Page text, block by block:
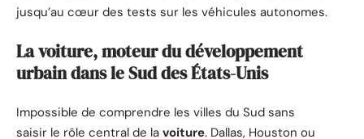
jusqu’au cœur des tests sur les véhicules autonomes.
La voiture, moteur du développement
urbain dans le Sud des États-Unis
Impossible de comprendre les villes du Sud sans
saisir le rôle central de la voiture. Dallas, Houston ou